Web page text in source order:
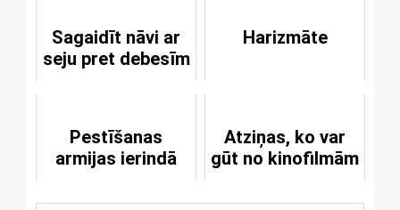
Sagaidīt nāvi ar
seju pret debesīm
Harizmāte
Pestīšanas
armijas ierindā
Atziņas, ko var
gūt no kinofilmām